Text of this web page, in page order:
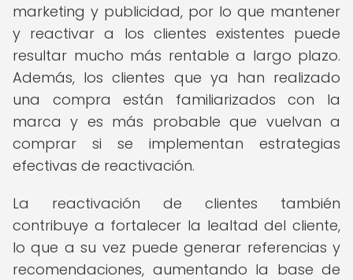
marketing y publicidad, por lo que mantener
y reactivar a los clientes existentes puede
resultar mucho más rentable a largo plazo.
Además, los clientes que ya han realizado
una compra están familiarizados con la
marca y es más probable que vuelvan a
comprar si se implementan estrategias
efectivas de reactivación.
La reactivación de clientes también
contribuye a fortalecer la lealtad del cliente,
lo que a su vez puede generar referencias y
recomendaciones, aumentando la base de